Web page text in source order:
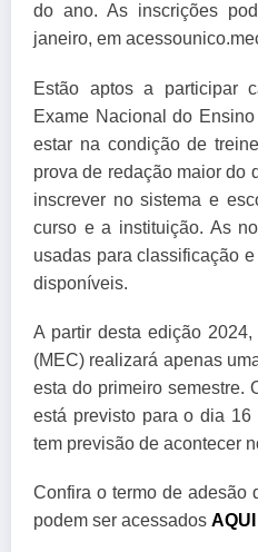
do ano. As inscrições
janeiro, em
Estão aptos a participar
Exame Nacional do
estar na condição de
prova de redação maior do
inscrever no sistema e
curso e a instituição. As
usadas para classificação
disponíveis.
A partir desta edição
(MEC) realizará apenas
esta do primeiro semestre.
está previsto para o dia
tem previsão de acontecer
Confira o termo de adesão
podem ser acessados AQUI